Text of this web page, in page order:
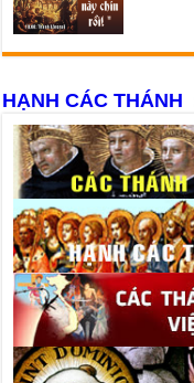
HẠNH CÁC THÁNH